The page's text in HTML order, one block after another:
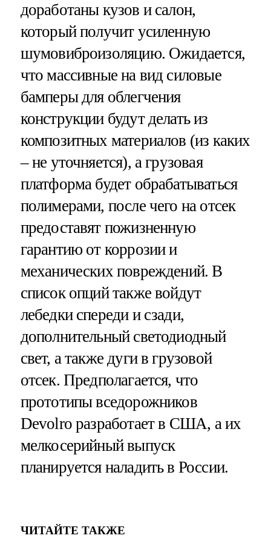
доработаны кузов и салон,
который получит усиленную
шумовиброизоляцию. Ожидается,
что массивные на вид силовые
бамперы для облегчения
конструкции будут делать из
композитных материалов (из каких
– не уточняется), а грузовая
платформа будет обрабатываться
полимерами, после чего на отсек
предоставят пожизненную
гарантию от коррозии и
механических повреждений. В
список опций также войдут
лебедки спереди и сзади,
дополнительный светодиодный
свет, а также дуги в грузовой
отсек. Предполагается, что
прототипы вседорожников
Devolro разработает в США, а их
мелкосерийный выпуск
планируется наладить в России.
ЧИТАЙТЕ ТАКЖЕ